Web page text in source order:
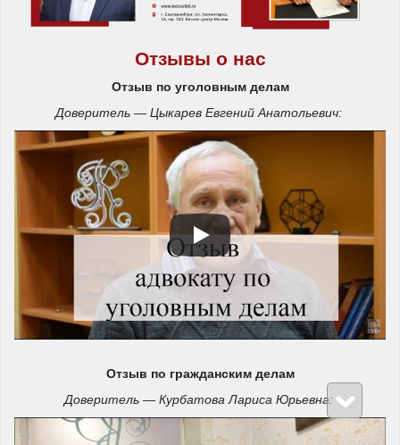
Отзывы о нас
Отзыв по уголовным делам
Доверитель — Цыкарев Евгений Анатольевич:
Отзыв по гражданским делам
Доверитель — Курбатова Лариса Юрьевна: